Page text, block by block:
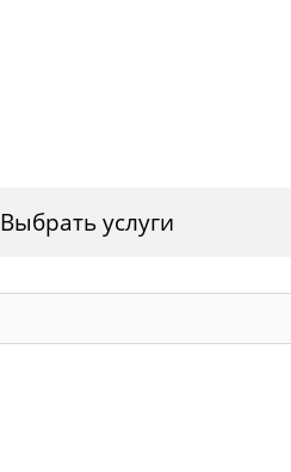
Выбрать услуги